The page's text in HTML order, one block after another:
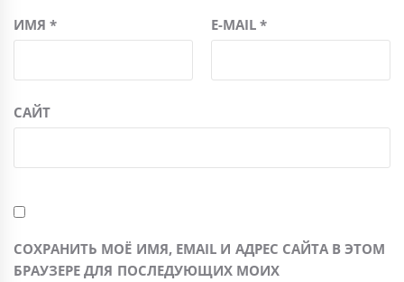
ИМЯ* E-MAIL*
САЙТ
СОХРАНИТЬ МОЁ ИМЯ, EMAIL И АДРЕС САЙТА В ЭТОМ
БРАУЗЕРЕ ДЛЯ ПОСЛЕДУЮЩИХ МОИХ